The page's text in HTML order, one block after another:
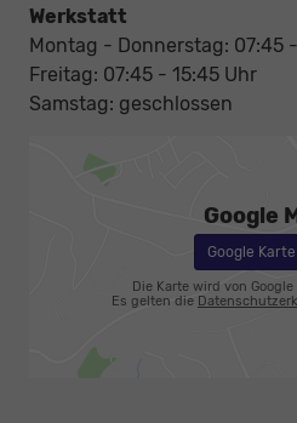
Werkstatt
Montag - Donnerstag: 07:45
Freitag: 07:45 - 15:45 Uhr
Samstag: geschlossen
Google
Google
Die Karte wird von
Es gelten die